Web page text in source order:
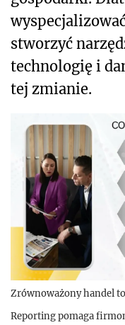
stworzyć
technologię i
tej zmianie.
Zrównoważony handel
Reporting pomaga